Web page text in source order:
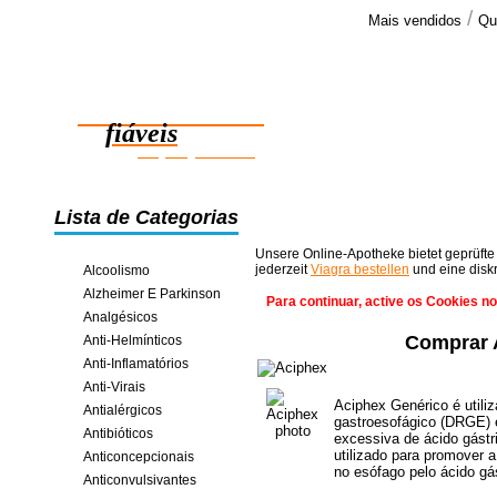
Mais vendidos /
fiáveis
poupança online
Lista de Categorias
Alcoolismo
Alzheimer E Parkinson
Analgésicos
Anti-Helmínticos
Anti-Inflamatórios
Anti-Virais
Antialérgicos
Antibióticos
Anticoncepcionais
Anticonvulsivantes
Unsere Online-Apotheke bietet
jederzeitViagra bestellen und eine
Para continuar, active os Cookies
Comprar
Aciphex Genérico é
gastroesofágico
excessiva de ácido
utilizado para promover
no esófago pelo ácido